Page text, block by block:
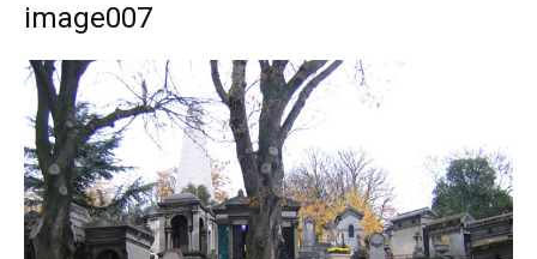
image007